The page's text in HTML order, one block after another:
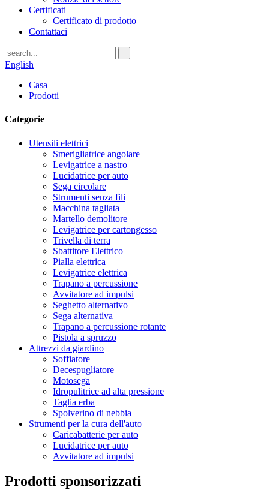
Certificati
Certificato di prodotto
Contattaci
English
Casa
Prodotti
Categorie
Utensili elettrici
Smerigliatrice angolare
Levigatrice a nastro
Lucidatrice per auto
Sega circolare
Strumenti senza fili
Macchina tagliata
Martello demolitore
Levigatrice per cartongesso
Trivella di terra
Sbattitore Elettrico
Pialla elettrica
Levigatrice elettrica
Trapano a percussione
Avvitatore ad impulsi
Seghetto alternativo
Sega alternativa
Trapano a percussione rotante
Pistola a spruzzo
Attrezzi da giardino
Soffiatore
Decespugliatore
Motosega
Idropulitrice ad alta pressione
Taglia erba
Spolverino di nebbia
Strumenti per la cura dell'auto
Caricabatterie per auto
Lucidatrice per auto
Avvitatore ad impulsi
Prodotti sponsorizzati